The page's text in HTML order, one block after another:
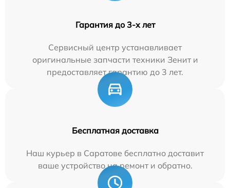
Гарантия до 3-х лет
Сервисный центр устанавливает
оригинальные запчасти техники Зенит и
предоставляет гарантию до 3 лет.
Бесплатная доставка
Наш курьер в Саратове бесплатно доставит
ваше устройство на ремонт и обратно.